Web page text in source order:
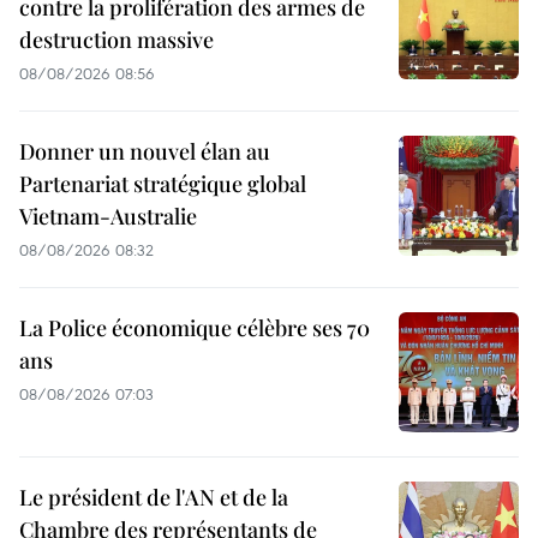
contre la prolifération des armes de
destruction massive
08/08/2026 08:56
Donner un nouvel élan au
Partenariat stratégique global
Vietnam-Australie
08/08/2026 08:32
La Police économique célèbre ses 70
ans
08/08/2026 07:03
Le président de l'AN et de la
Chambre des représentants de